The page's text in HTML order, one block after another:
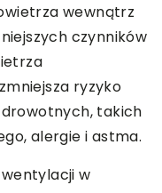
wewnątrz
czynników
ryzyko
takich
alergie i astma.
w